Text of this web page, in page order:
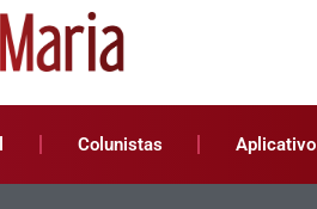
Colunistas Aplicativo